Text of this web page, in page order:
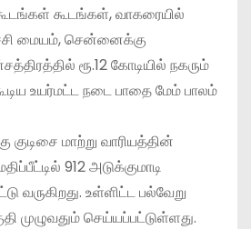
கூடங்கள் கூடங்கள், வாகரையில்
மையம், சென்னைக்கு
ரூ.12 கோடியில் நகரும்
உயர்மட்ட நடை பாதை மேம் பாலம்
மாற்று வாரியத்தின்
912 அடுக்குமாடி
வருகிறது. உள்ளிட்ட பல்வேறு
முழுவதும் செய்யப்பட்டுள்ளது.